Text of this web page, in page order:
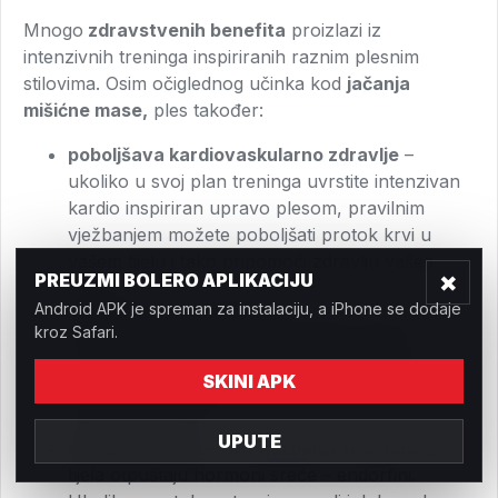
Mnogo zdravstvenih benefita proizlazi iz
intenzivnih treninga inspiriranih raznim plesnim
stilovima. Osim očiglednog učinka kod jačanja
mišićne mase, ples također:
poboljšava kardiovaskularno zdravlje –
ukoliko u svoj plan treninga uvrstite intenzivan
kardio inspiriran upravo plesom, pravilnim
vježbanjem možete poboljšati protok krvi u
vašem tijelu i tako pripomoći zdravlju vašeg
srca.
pomaže kod mršavljenja– plesni treninzi
uglavnom dugo traju i intenzivni su te je zato
razloga je ples idealna vježba za rješavanje
masnih jastučića.
– kod vježbanja se iz našeg
PREUZMI BOLERO APLIKACIJU
Android APK je spreman za instalaciju, a iPhone se dodaje
kroz Safari.
SKINI APK
UPUTE
×